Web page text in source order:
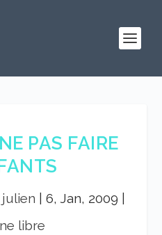
PAS FAIRE
6, Jan, 2009
libre